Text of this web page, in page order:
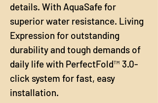
details. With AquaSafe for
superior water resistance. Living
Expression for outstanding
durability and tough demands of
daily life with PerfectFold™ 3.0-
click system for fast, easy
installation.